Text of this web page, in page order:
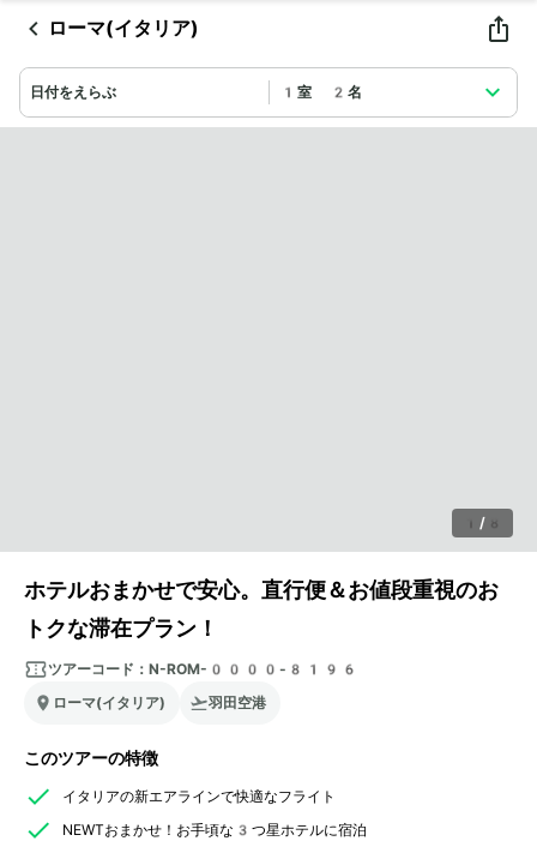
ローマ(イタリア)
日付をえらぶ 1室 2名
1 / 8
ホテルおまかせで安心。直行便＆お値段重視のお
トクな滞在プラン！
ツアーコード： N-ROM-0000-8196
ローマ(イタリア)
羽田空港
このツアーの特徴
イタリアの新エアラインで快適なフライト
NEWTおまかせ！お手頃な3つ星ホテルに宿泊